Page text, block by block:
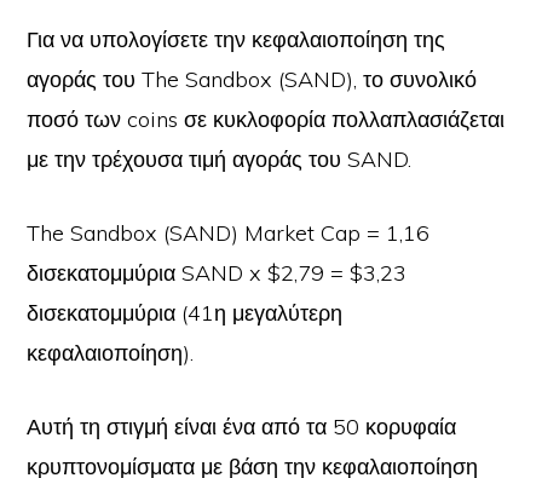
Για να υπολογίσετε την κεφαλαιοποίηση της
αγοράς του The Sandbox (SAND), το συνολικό
ποσό των coins σε κυκλοφορία πολλαπλασιάζεται
με την τρέχουσα τιμή αγοράς του SAND.
The Sandbox (SAND) Market Cap = 1,16
δισεκατομμύρια SAND x $2,79 = $3,23
δισεκατομμύρια (41η μεγαλύτερη
κεφαλαιοποίηση).
Αυτή τη στιγμή είναι ένα από τα 50 κορυφαία
κρυπτονομίσματα με βάση την κεφαλαιοποίηση